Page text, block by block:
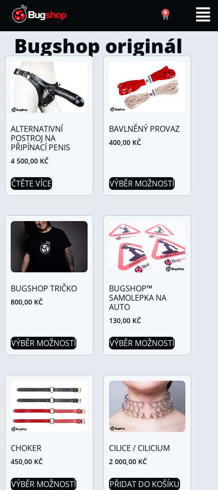
0
Bugshop originál
ALTERNATIVNÍ
POSTROJ NA
PŘIPÍNACÍ PENIS
4 500,00 KČ
ČTĚTE VÍCE
BAVLNĚNÝ PROVAZ
400,00 KČ
VÝBĚR MOŽNOSTÍ
BUGSHOP TRIČKO
800,00 KČ
VÝBĚR MOŽNOSTÍ
BUGSHOP™
SAMOLEPKA NA
AUTO
130,00 KČ
VÝBĚR MOŽNOSTÍ
CHOKER
450,00 KČ
VÝBĚR MOŽNOSTÍ
CILICE / CILICIUM
2 000,00 KČ
PŘIDAT DO KOŠÍKU